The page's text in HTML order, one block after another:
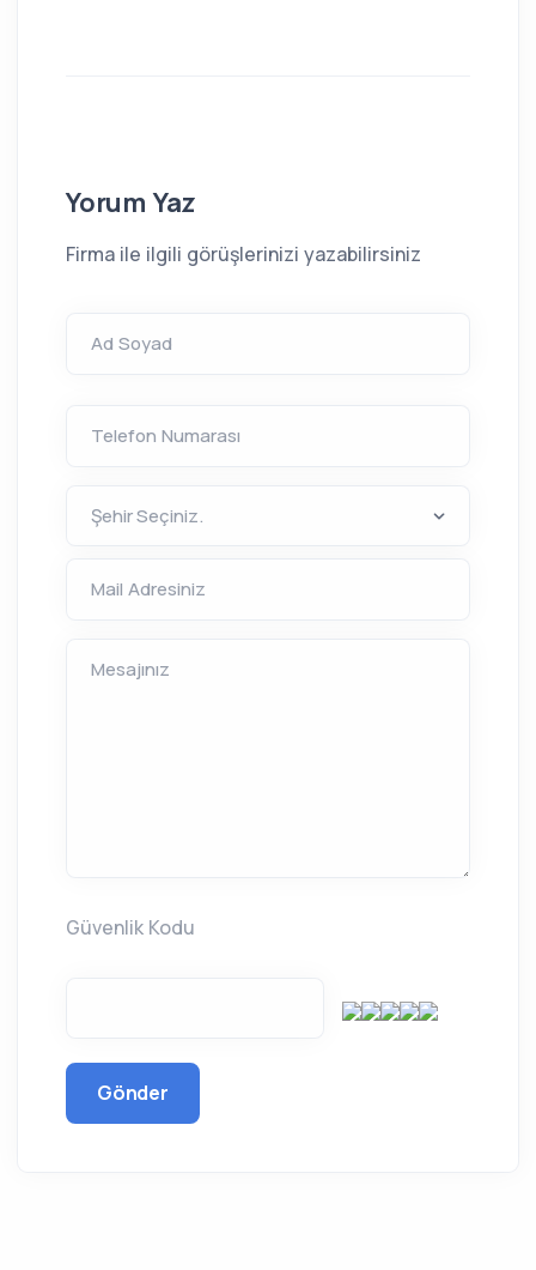
Yorum Yaz
Firma ile ilgili görüşlerinizi yazabilirsiniz
Ad Soyad
Telefon Numarası
Mail Adresiniz
Mesajınız
Güvenlik Kodu
Gönder